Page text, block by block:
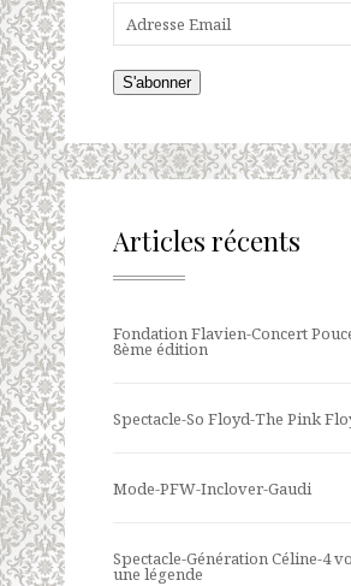
S'abonner
Articles récents
Fondation Flavien-Concert
8ème édition
Spectacle-So Floyd-The Pink
Mode-PFW-Inclover-Gaudi
Spectacle-Génération Céline-4
une légende